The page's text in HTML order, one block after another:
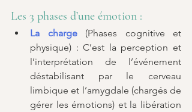
Les 3 phases d’une émotion :
La charge (Phases cognitive et
physique) : C’est la perception et
l’interprétation de l’événement
déstabilisant par le cerveau
limbique et l’amygdale (chargés de
gérer les émotions) et la libération